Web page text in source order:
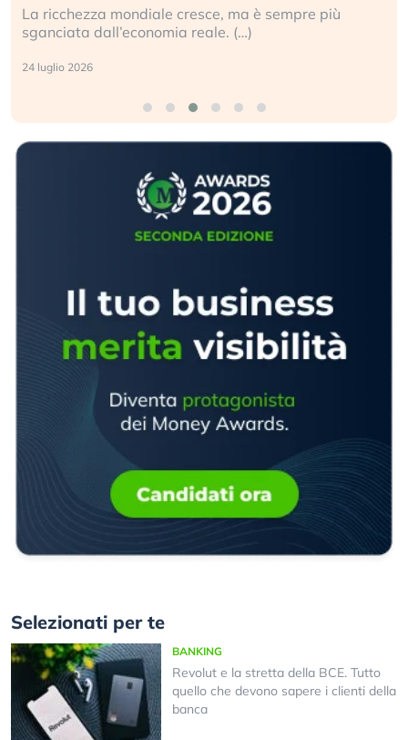
La ricchezza mondiale cresce, ma è sempre più
sganciata dall’economia reale. (…)
24 luglio 2026
Selezionati per te
BANKING
Revolut e la stretta della BCE. Tutto
quello che devono sapere i clienti della
banca